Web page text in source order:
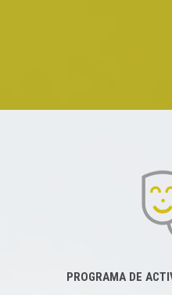
PROGRAMA DE